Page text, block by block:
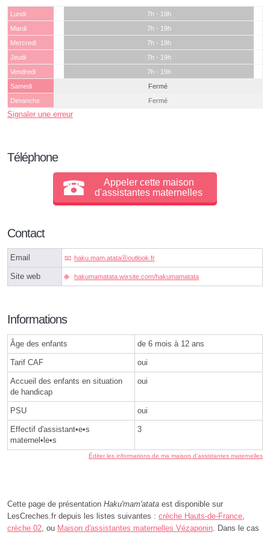
Lundi
7h - 19h
Mardi
7h - 19h
Mercredi
7h - 19h
Jeudi
7h - 19h
Vendredi
7h - 19h
Samedi
Fermé
Dimanche
Fermé
Signaler une erreur
Téléphone
Appeler cette maison
d'assistantes maternelles
Contact
Email haku.mam.atataⓐoutlook.fr
Site web hakumamatata.wixsite.com/hakumamatata
Informations
Âge des enfants de 6 mois à 12 ans
Tarif CAF oui
Accueil des enfants en situation
de handicap
oui
PSU oui
Effectif d'assistant•e•s
maternel•le•s
3
Éditer les informations de ma maison d'assistantes maternelles
Cette page de présentation Haku'mam'atata est disponible sur
LesCreches.fr depuis les listes suivantes : crèche Hauts-de-France,
crèche 02, ou Maison d'assistantes maternelles Vézaponin. Dans le cas